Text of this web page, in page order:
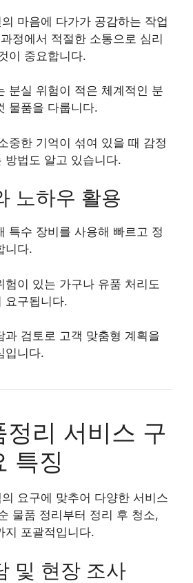
마음에 다가가 공감하는 작업
정에서 적절한 소통으로 심리
이 중요합니다.
분실 위험이 적은 체계적인 분
물품을 다룹니다.
중한 기억이 섞여 있을 때 감정
방법도 알고 있습니다.
노하우 활용
특수 장비를 사용해 빠르고 정
니다.
험이 있는 가구나 유품 처리도
요구됩니다.
과 검토로 고객 맞춤형 계획을
입니다.
정리 서비스 구
특징
요구에 맞추어 다양한 서비스
물품 정리부터 정리 후 청소,
지 포괄적입니다.
및 현장 조사